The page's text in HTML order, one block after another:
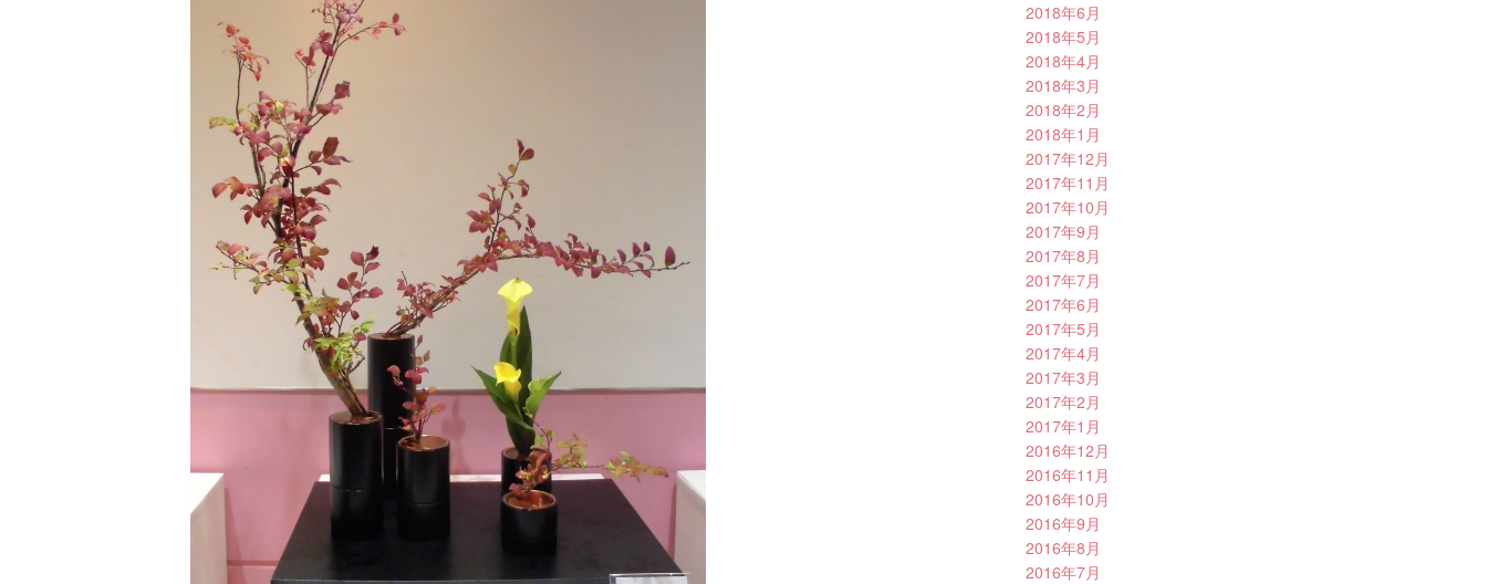
2018年6月
2018年5月
2018年4月
2018年3月
2018年2月
2018年1月
2017年12月
2017年11月
2017年10月
2017年9月
2017年8月
2017年7月
2017年6月
2017年5月
2017年4月
2017年3月
2017年2月
2017年1月
2016年12月
2016年11月
2016年10月
2016年9月
2016年8月
2016年7月